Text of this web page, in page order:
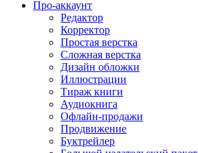
Про-аккаунт
Редактор
Корректор
Простая верстка
Сложная верстка
Дизайн обложки
Иллюстрации
Тираж книги
Аудиокнига
Офлайн-продажи
Продвижение
Буктрейлер